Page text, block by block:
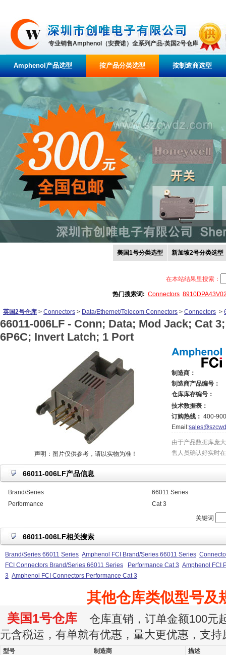
专业销售Amphenol（安费诺）全系列产品-英国2号仓库
Amphenol产品选型 按产品分类选型 按制造商选型
美国1号分类选型 新加坡2号分类选型
在本站结果里搜索：
热门搜索词: Connectors
英国2号仓库 > Connectors > Data/Ethernet/Telecom Connectors > Connectors >
66011-006LF - Conn; Data; Mod Jack; Cat
6P6C; Invert Latch; 1 Port
声明：图片仅供参考，请以实物为准！
制造商：
制造商产品编号：
仓库库存编号：
技术数据表：
订购热线： 400-
Email:
由于产品数据库庞
售人员确认好实时
66011-006LF产品信息
Brand/Series
66011 Series
Performance
Cat 3
关键词
66011-006LF相关搜索
Brand/Series 66011 Series Amphenol FCI Brand/Series 66011 Series
FCI Connectors Brand/Series 66011 Series
Performance Cat 3 Amphenol FCI
3 Amphenol FCI Connectors Performance Cat 3
其他仓库类似型号及
美国1号仓库 仓库直销，订单金额100元
元含税运，有单就有优惠，量大更优惠，支持
型号 制造商 描述